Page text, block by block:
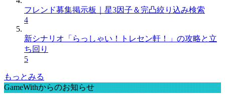
フレンド募集掲示板｜星3因子＆完凸絞り込み検索
4
新シナリオ「らっしゃい！トレセン軒！」の攻略と立
ち回り
5
もっとみる
GameWithからのお知らせ